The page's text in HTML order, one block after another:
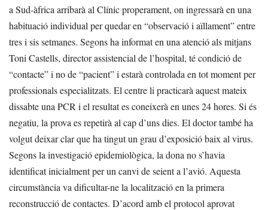
a Sud-àfrica arribarà al Clínic properament, on ingressarà en una
habituació individual per quedar en “observació i aïllament” entre
tres i sis setmanes. Segons ha informat en una atenció als mitjans
Toni Castells, director assistencial de l’hospital, té condició de
“contacte” i no de “pacient” i estarà controlada en tot moment per
professionals especialitzats. El centre li practicarà aquest mateix
dissabte una PCR i el resultat es coneixerà en unes 24 hores. Si és
negatiu, la prova es repetirà al cap d’uns dies. El doctor també ha
volgut deixar clar que ha tingut un grau d’exposició baix al virus.
Segons la investigació epidemiològica, la dona no s’havia
identificat inicialment per un canvi de seient a l’avió. Aquesta
circumstància va dificultar-ne la localització en la primera
reconstrucció de contactes. D’acord amb el protocol aprovat